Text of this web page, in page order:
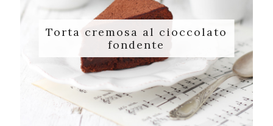
Torta cremosa al cioccolato
fondente